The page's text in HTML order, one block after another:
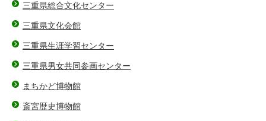
三重県総合文化センター
三重県文化会館
三重県生涯学習センター
三重県男女共同参画センター
まちかど博物館
斎宮歴史博物館